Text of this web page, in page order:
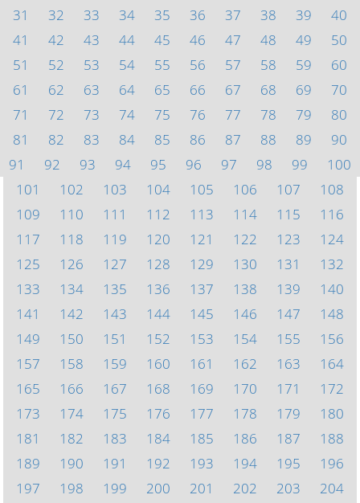
31
32 33 34 35 36 37 38 39
40
41
42 43 44 45 46 47 48 49
50
51
52 53 54 55 56 57 58 59
60
61
62 63 64 65 66 67 68 69
70
71
72 73 74 75 76 77 78 79
80
81
82 83 84 85 86 87 88 89
90
91
92 93 94 95 96 97 98 99
100
101
102 103 104 105 106 107
108
109
110 111 112 113 114 115
116
117
118 119 120 121 122 123
124
125
126 127 128 129 130 131
132
133
134 135 136 137 138 139
140
141
142 143 144 145 146 147
148
149
150 151 152 153 154 155
156
157
158 159 160 161 162 163
164
165
166 167 168 169 170 171
172
173
174 175 176 177 178 179
180
181
182 183 184 185 186 187
188
189
190 191 192 193 194 195
196
197
198 199 200 201 202 203
204